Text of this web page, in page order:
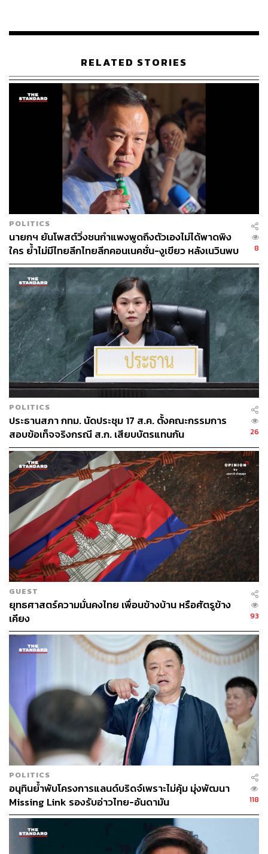
รัฐบาลอนุทิน
การเมืองไทย
ยุบสภา
ABOUT THE AUTHOR
กองบรรณาธิการ THE STANDARD
RELATED STORIES
POLITICS
นายกฯ ยันโพสต์วิ่งชนกำแพงพูดถึงตัวเองไม่ได้พาดพิง
ใคร ย้ำไม่มีไทยลีกไทยลีกคอนเนคชั่น-งูเขียว หลังเนวินพบ
บุญยิ่ง
8
POLITICS
ประธานสภา กทม. นัดประชุม 17 ส.ค. ตั้งคณะกรรมการ
สอบข้อเท็จจริงกรณี ส.ก. เสียบบัตรแทนกัน
26
GUEST
ยุทธศาสตร์ความมั่นคงไทย เพื่อนข้างบ้าน หรือศัตรูข้าง
เคียง
93
POLITICS
อนุทินย้ำพับโครงการแลนด์บริดจ์เพราะไม่คุ้ม มุ่งพัฒนา
Missing Link รองรับอ่าวไทย-อันดามัน
118